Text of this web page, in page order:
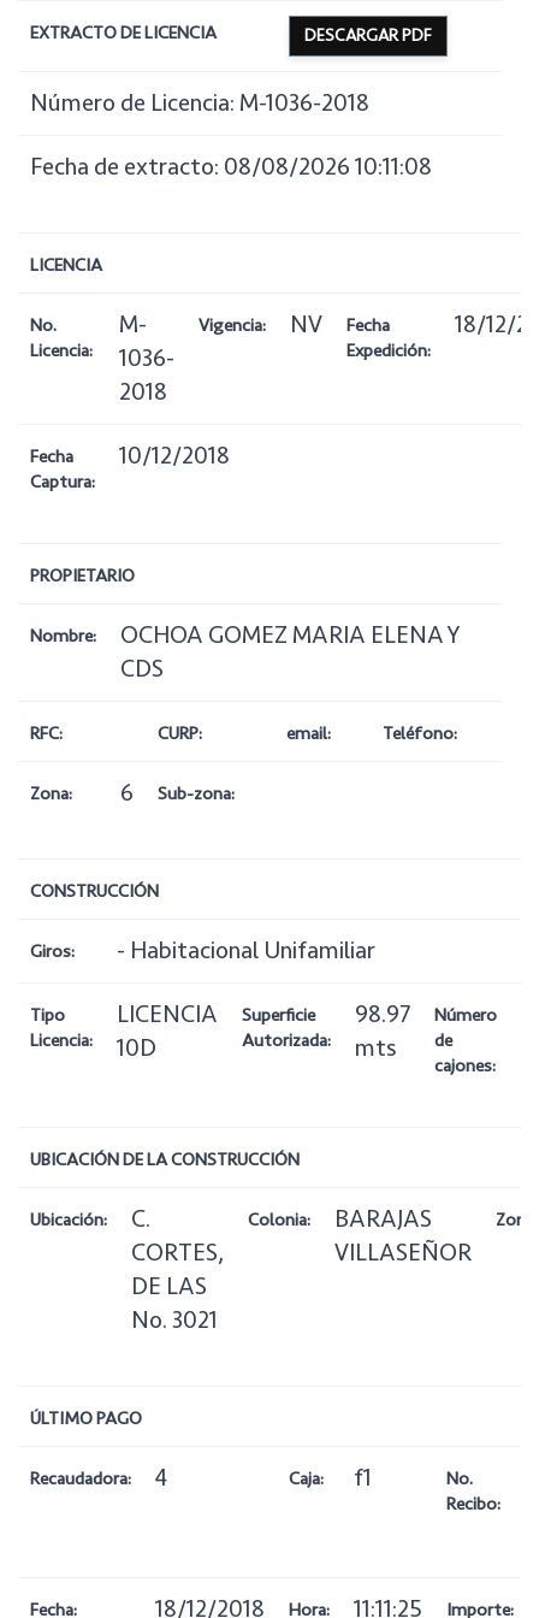
EXTRACTO DE LICENCIA DESCARGAR PDF
Número de Licencia: M-1036-2018
Fecha de extracto: 08/08/2026 10:11:08
LICENCIA
No.
Licencia:
M-
1036-
2018
Vigencia: NV
Fecha
Expedición:
18/12/
Fecha
Captura:
10/12/2018
PROPIETARIO
Nombre:
OCHOA GOMEZ MARIA ELENA Y
CDS
RFC: CURP: email: Teléfono:
Zona: 6 Sub-zona:
CONSTRUCCIÓN
Giros: - Habitacional Unifamiliar
Tipo
Licencia:
LICENCIA
10D
Superficie
Autorizada:
98.97
mts
Número
de
cajones:
UBICACIÓN DE LA CONSTRUCCIÓN
Ubicación:
C.
CORTES,
DE LAS
No. 3021
Colonia:
BARAJAS
VILLASEÑOR
Zona:
ÚLTIMO PAGO
Recaudadora: 4 Caja: f1
No.
Recibo:
Fecha: 18/12/2018 Hora: 11:11:25 Importe: